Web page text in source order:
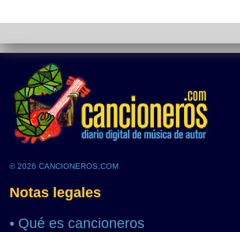
© 2026 CANCIONEROS.COM
Notas legales
• Qué es cancioneros